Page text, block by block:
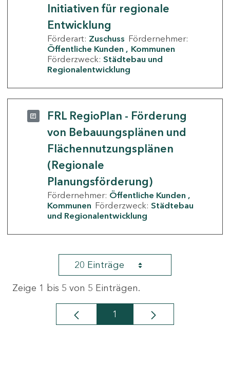
Initiativen für regionale
Entwicklung
Förderart: Zuschuss Fördernehmer:
Öffentliche Kunden
Kommunen
Förderzweck: Städtebau und
Regionalentwicklung
FRL RegioPlan - Förderung
von Bebauungsplänen und
Flächennutzungsplänen
(Regionale
Planungsförderung)
Fördernehmer: Öffentliche Kunden
Kommunen Förderzweck: Städtebau
und Regionalentwicklung
20 Einträge
Zeige 1 bis 5 von 5 Einträgen.
Seite
1